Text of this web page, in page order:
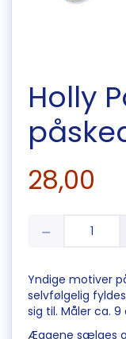
Holly
28,00
Yndige motiver
selvfølgelig
sig til. Måler ca. 9
Æggene sælges